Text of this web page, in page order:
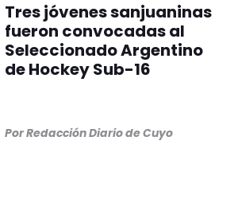
Tres jóvenes sanjuaninas
fueron convocadas al
Seleccionado Argentino
de Hockey Sub-16
PorRedacción Diario de Cuyo